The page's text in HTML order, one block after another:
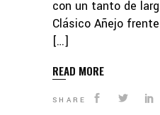
con un tanto de
Clásico Añejo
[…]
READ MORE
SHARE